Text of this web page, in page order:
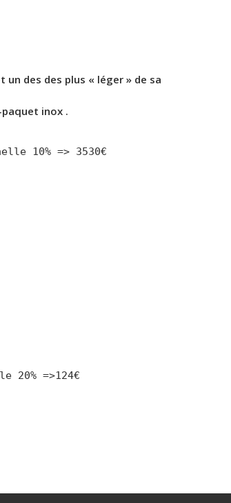
un des des plus « léger » de sa
inox .
10% => 3530€
20% =>124€